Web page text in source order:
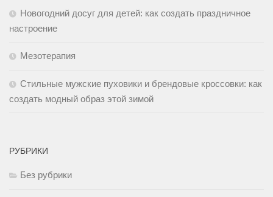
Новогодний досуг для детей: как создать праздничное
настроение
Мезотерапия
Стильные мужские пуховики и брендовые кроссовки: как
создать модный образ этой зимой
РУБРИКИ
Без рубрики